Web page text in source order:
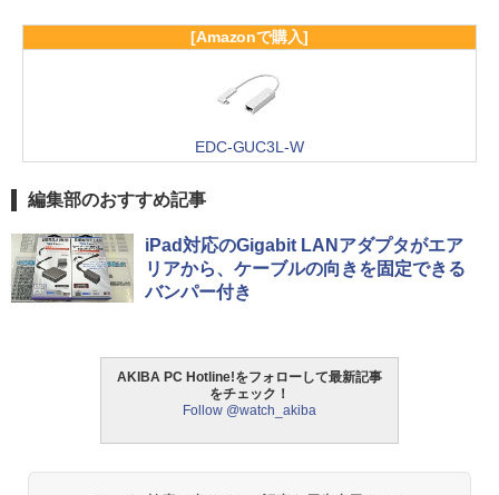
[Amazonで購入]
EDC-GUC3L-W
編集部のおすすめ記事
iPad対応のGigabit LANアダプタがエア
リアから、ケーブルの向きを固定できる
バンパー付き
AKIBA PC Hotline!をフォローして最新記事
をチェック！
Follow @watch_akiba